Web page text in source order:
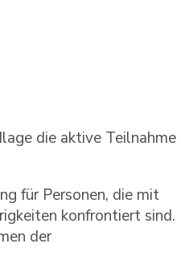
die aktive Teilnahme
für Personen, die mit
konfrontiert sind.
der